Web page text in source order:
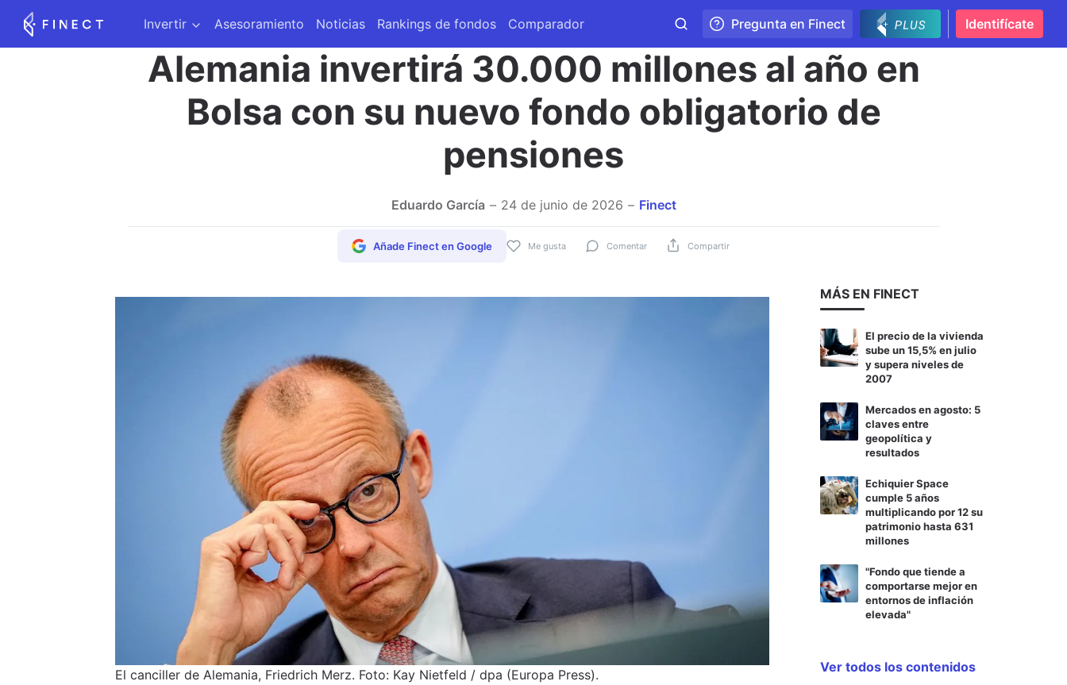
Invertir Asesoramiento Noticias Rankings de fondos Comparador Pregunta en Finect Identifícate
Alemania invertirá 30.000 millones al año en
Bolsa con su nuevo fondo obligatorio de
pensiones
Eduardo García 24 de junio de 2026 Finect
Me gusta Comentar Compartir
Añade Finect en Google
El canciller de Alemania, Friedrich Merz. Foto: Kay Nietfeld / dpa (Europa Press).
MÁS EN FINECT
El precio de la vivienda
sube un 15,5% en julio
y supera niveles de
2007
Mercados en agosto: 5
claves entre
geopolítica y
resultados
Echiquier Space
cumple 5 años
multiplicando por 12 su
patrimonio hasta 631
millones
"Fondo que tiende a
comportarse mejor en
entornos de inflación
elevada"
Ver todos los contenidos